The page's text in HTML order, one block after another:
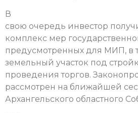
В
свою очередь инвестор
комплекс мер
предусмотренных для МИП, в
земельный участок под
проведения торгов.
рассмотрен на ближайшей
Архангельского областного